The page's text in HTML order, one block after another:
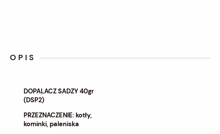
OPIS
DOPALACZ SADZY 40gr
(DSP2)
PRZEZNACZENIE: kotły,
kominki, paleniska